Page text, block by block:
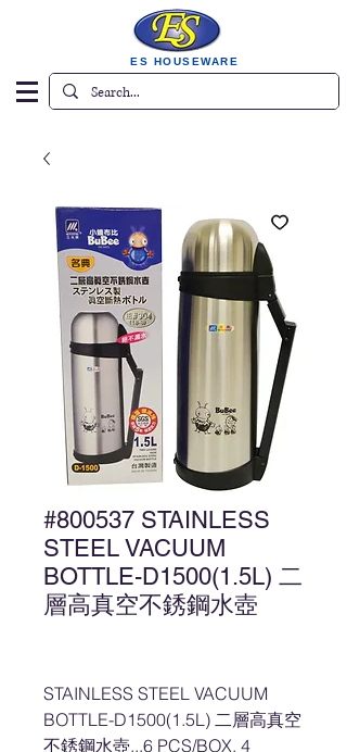
ES HOUSEWARE
#800537 STAINLESS
STEEL VACUUM
BOTTLE-D1500(1.5L) 二
層高真空不銹鋼水壺
STAINLESS STEEL VACUUM
BOTTLE-D1500(1.5L) 二層高真空
不銹鋼水壺...6 PCS/BOX, 4